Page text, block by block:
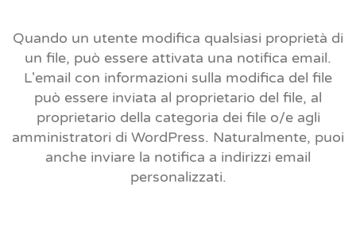
Quando un utente modifica qualsiasi proprietà di
un file, può essere attivata una notifica email.
L'email con informazioni sulla modifica del file
può essere inviata al proprietario del file, al
proprietario della categoria dei file o/e agli
amministratori di WordPress. Naturalmente, puoi
anche inviare la notifica a indirizzi email
personalizzati.